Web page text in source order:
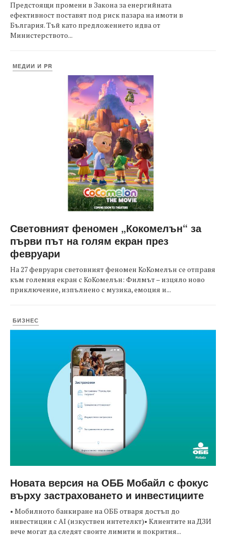
Предстоящи промени в Закона за енергийната
ефективност поставят под риск пазара на имоти в
България. Тъй като предложението идва от
Министерството...
МЕДИИ И PR
Световният феномен „Кокомелън“ за
първи път на голям екран през
февруари
На 27 февруари световният феномен КоКомелън се отправя
към големия екран с КоКомелън: Филмът – изцяло ново
приключение, изпълнено с музика, емоция и...
БИЗНЕС
Новата версия на ОББ Мобайл с фокус
върху застраховането и инвестициите
• Мобилното банкиране на ОББ отваря достъп до
инвестиции с AI (изкуствен интетелкт)• Клиентите на ДЗИ
вече могат да следят своите лимити и покрития...